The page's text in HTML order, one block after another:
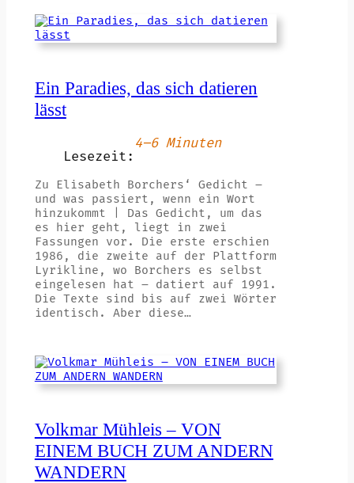
Ein Paradies, das sich datieren
lässt
Lesezeit:
4–6 Minuten
Zu Elisabeth Borchers‘ Gedicht –
und was passiert, wenn ein Wort
hinzukommt | Das Gedicht, um das
es hier geht, liegt in zwei
Fassungen vor. Die erste erschien
1986, die zweite auf der Plattform
Lyrikline, wo Borchers es selbst
eingelesen hat – datiert auf 1991.
Die Texte sind bis auf zwei Wörter
identisch. Aber diese…
Volkmar Mühleis – VON
EINEM BUCH ZUM ANDERN
WANDERN